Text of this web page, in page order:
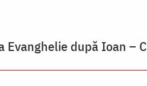
Evanghelie după Ioan –